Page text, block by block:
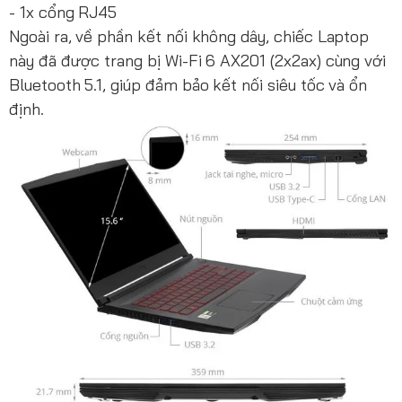
- 1x cổng RJ45
Ngoài ra, về phần kết nối không dây, chiếc Laptop
này đã được trang bị Wi-Fi 6 AX201 (2x2ax) cùng với
Bluetooth 5.1, giúp đảm bảo kết nối siêu tốc và ổn
định.